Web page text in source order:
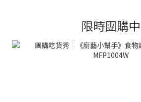
限時團購中